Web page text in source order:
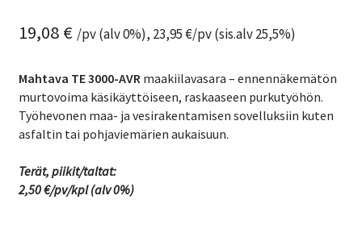
19,08 € /pv (alv 0%), 23,95€/pv (sis.alv 25,5%)
Mahtava TE 3000-AVRmaakiilavasara – ennennäkemätön
murtovoima käsikäyttöiseen, raskaaseen purkutyöhön.
Työhevonen maa- ja vesirakentamisen sovelluksiin kuten
asfaltin tai pohjaviemärien aukaisuun.
Terät, piikit/taltat:
2,50 €/pv/kpl (alv 0%)